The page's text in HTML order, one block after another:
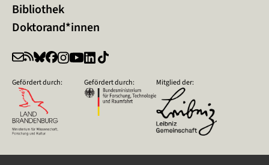
Bibliothek
Doktorand*innen
Gefördert durch: Gefördert durch: Mitglied der: